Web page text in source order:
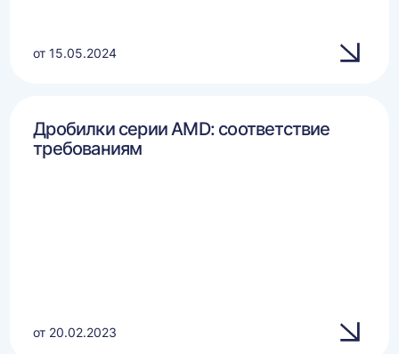
от 15.05.2024
Дробилки серии AMD: соответствие
требованиям
от 20.02.2023